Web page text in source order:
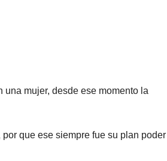
mujer, desde ese momento la
que ese siempre fue su plan poder